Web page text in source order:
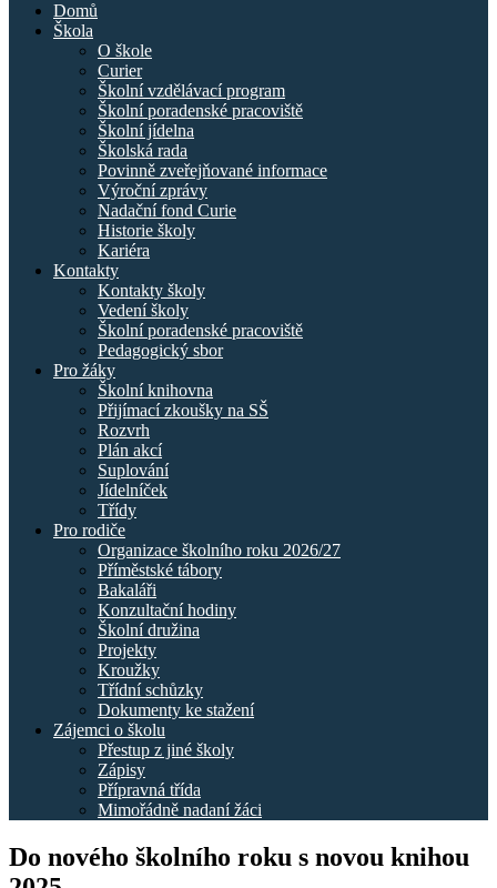
Domů
Škola
O škole
Curier
Školní vzdělávací program
Školní poradenské pracoviště
Školní jídelna
Školská rada
Povinně zveřejňované informace
Výroční zprávy
Nadační fond Curie
Historie školy
Kariéra
Kontakty
Kontakty školy
Vedení školy
Školní poradenské pracoviště
Pedagogický sbor
Pro žáky
Školní knihovna
Přijímací zkoušky na SŠ
Rozvrh
Plán akcí
Suplování
Jídelníček
Třídy
Pro rodiče
Organizace školního roku 2026/27
Příměstské tábory
Bakaláři
Konzultační hodiny
Školní družina
Projekty
Kroužky
Třídní schůzky
Dokumenty ke stažení
Zájemci o školu
Přestup z jiné školy
Zápisy
Přípravná třída
Mimořádně nadaní žáci
Do nového školního roku s novou knihou